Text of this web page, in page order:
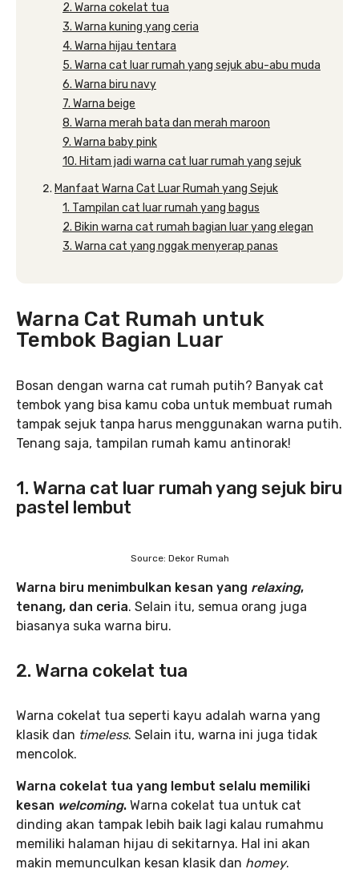
2. Warna cokelat tua
3. Warna kuning yang ceria
4. Warna hijau tentara
5. Warna cat luar rumah yang sejuk abu-abu muda
6. Warna biru navy
7. Warna beige
8. Warna merah bata dan merah maroon
9. Warna baby pink
10. Hitam jadi warna cat luar rumah yang sejuk
Manfaat Warna Cat Luar Rumah yang Sejuk
1. Tampilan cat luar rumah yang bagus
2. Bikin warna cat rumah bagian luar yang elegan
3. Warna cat yang nggak menyerap panas
Warna Cat Rumah untuk
Tembok Bagian Luar
Bosan dengan warna cat rumah putih? Banyak cat
tembok yang bisa kamu coba untuk membuat rumah
tampak sejuk tanpa harus menggunakan warna putih.
Tenang saja, tampilan rumah kamu antinorak!
1. Warna cat luar rumah yang sejuk biru
pastel lembut
Source: Dekor Rumah
Warna biru menimbulkan kesan yang relaxing,
tenang, dan ceria. Selain itu, semua orang juga
biasanya suka warna biru.
2. Warna cokelat tua
Warna cokelat tua seperti kayu adalah warna yang
klasik dan timeless. Selain itu, warna ini juga tidak
mencolok.
Warna cokelat tua yang lembut selalu memiliki
kesan welcoming. Warna cokelat tua untuk cat
dinding akan tampak lebih baik lagi kalau rumahmu
memiliki halaman hijau di sekitarnya. Hal ini akan
makin memunculkan kesan klasik dan homey.